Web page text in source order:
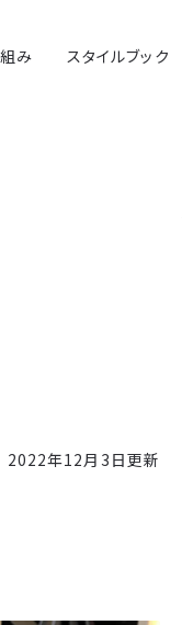
み スタイルブック
2022年12月3日更新